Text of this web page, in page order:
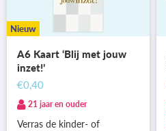
Nieuw
A6 Kaart ‘Blij met jouw
inzet!’
€0,40
21 jaar en ouder
Verras de kinder- of